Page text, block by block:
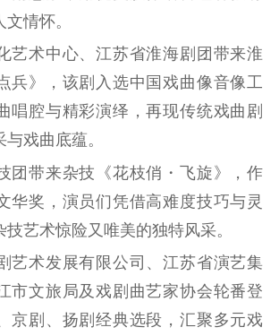
人才
数据资源
公共服务
新闻出版
政务服务
登记服务
智库服务
管理平台
文艺创作
服务管理
数字出版
审读服务
新闻发布工作备
案管理系统
共建共享平台
习平台
情怀。
术中心、江苏省淮海剧团带来淮
兵》，该剧入选中国戏曲像音像工
唱腔与精彩演绎，再现传统戏曲剧
戏曲底蕴。
带来杂技《花枝俏・飞旋》，作
华奖，演员们凭借高难度技巧与灵
艺术惊险又唯美的独特风采。
术发展有限公司、江苏省演艺集
市文旅局及戏剧曲艺家协会轮番登
京剧、扬剧经典选段，汇聚多元戏